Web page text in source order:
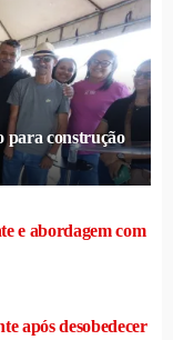
para construção
e abordagem com
após desobedecer